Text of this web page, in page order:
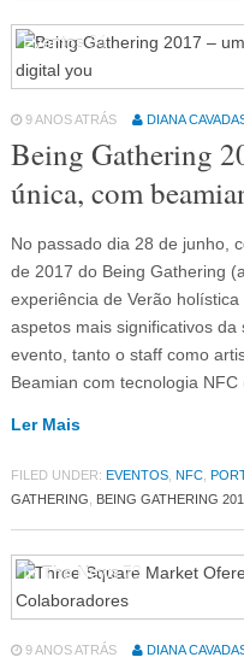
Eventos64
9 ANOS ATRÁS DIANA
Being Gathering
única, com
No passado dia 28 de junho,
de 2017 do Being Gathering
experiência de Verão
aspetos mais significativos da
evento, tanto o staff como
Beamian com tecnologia NFC
Ler Mais
FILED UNDER: EVENTOS, NFC,
GATHERING
BEING GATHERING
In The News79
9 ANOS ATRÁS DIANA